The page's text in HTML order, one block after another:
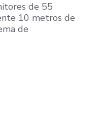
de 55
10 metros de
de